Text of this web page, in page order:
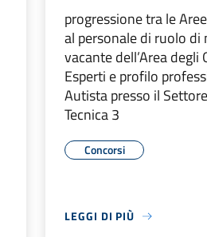
progressione tra le
al personale di ruolo di
vacante dell’Area degli
Esperti e profilo
Autista presso il
Tecnica 3
Concorsi
LEGGI DI PIÙ